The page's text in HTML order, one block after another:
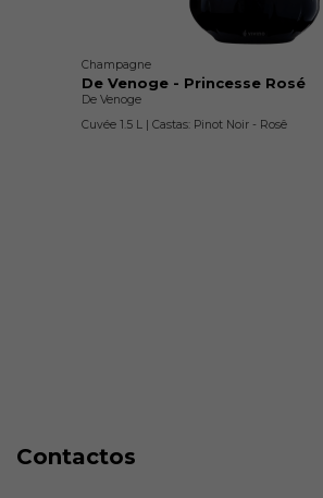
Champagne
De Venoge - Princesse Rosé
De Venoge
Cuvée 1.5 L | Castas: Pinot Noir - Rosê
Contactos